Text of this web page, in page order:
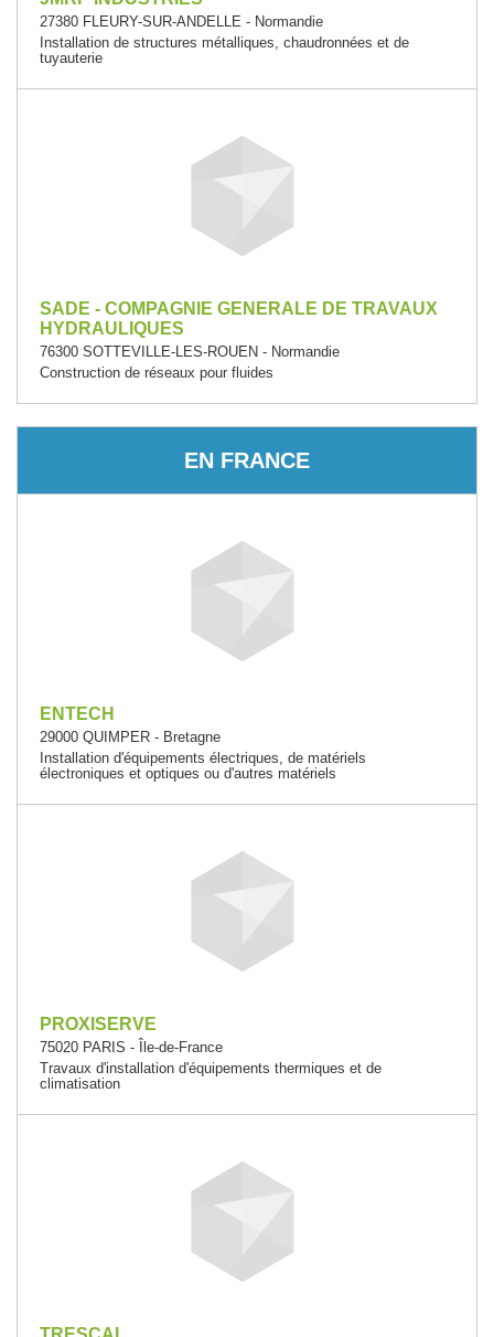
27380 FLEURY-SUR-ANDELLE - Normandie
Installation de structures métalliques, chaudronnées et de
tuyauterie
SADE - COMPAGNIE GENERALE DE TRAVAUX
HYDRAULIQUES
76300 SOTTEVILLE-LES-ROUEN - Normandie
Construction de réseaux pour fluides
EN FRANCE
ENTECH
29000 QUIMPER - Bretagne
Installation d'équipements électriques, de matériels
électroniques et optiques ou d'autres matériels
PROXISERVE
75020 PARIS - Île-de-France
Travaux d'installation d'équipements thermiques et de
climatisation